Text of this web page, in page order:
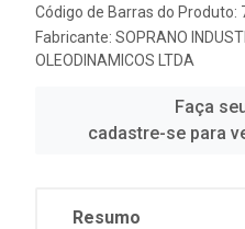
Código de Barras do Produto:
Fabricante: SOPRANO
OLEODINAMICOS LTDA
Faça
cadastre-se para
Resumo